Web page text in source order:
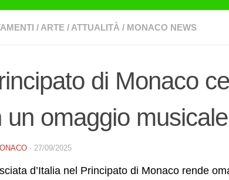
/ ARTE / ATTUALITÀ / MONACO NEWS
di Monaco
un omaggio
· 27/09/2025
d’Italia nel Principato di Monaco rende